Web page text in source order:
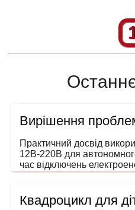
Вирішення
Практичний досвід
12В-220В для
час відключень
генераторами, ДБЖ і
Квадроцикл для